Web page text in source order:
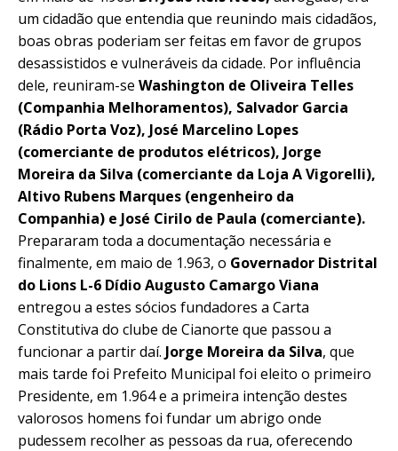
um cidadão que entendia que reunindo mais cidadãos,
boas obras poderiam ser feitas em favor de grupos
desassistidos e vulneráveis da cidade. Por influência
dele, reuniram-se Washington de Oliveira Telles
(Companhia Melhoramentos), Salvador Garcia
(Rádio Porta Voz), José Marcelino Lopes
(comerciante de produtos elétricos), Jorge
Moreira da Silva (comerciante da Loja A Vigorelli),
Altivo Rubens Marques (engenheiro da
Companhia) e José Cirilo de Paula (comerciante).
Prepararam toda a documentação necessária e
finalmente, em maio de 1.963, o Governador Distrital
do Lions L-6 Dídio Augusto Camargo Viana
entregou a estes sócios fundadores a Carta
Constitutiva do clube de Cianorte que passou a
funcionar a partir daí. Jorge Moreira da Silva, que
mais tarde foi Prefeito Municipal foi eleito o primeiro
Presidente, em 1.964 e a primeira intenção destes
valorosos homens foi fundar um abrigo onde
pudessem recolher as pessoas da rua, oferecendo